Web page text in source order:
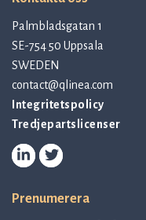
Palmbladsgatan 1
SE-754 50 Uppsala
SWEDEN
contact@qlinea.com
Integritetspolicy
Tredjepartslicenser
Prenumerera